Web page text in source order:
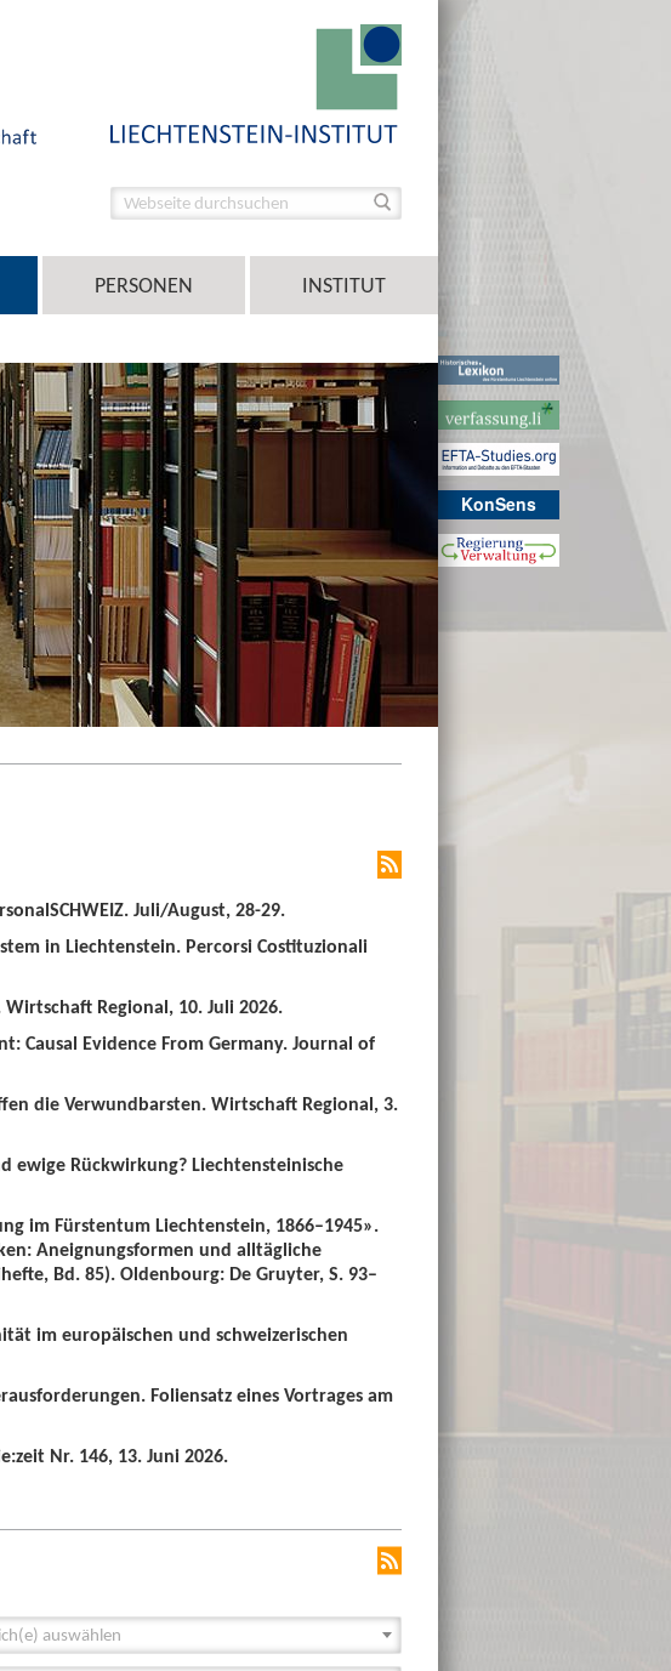
KonSens
PERSONEN INSTITUT
Juli/August, 28-29.
in Liechtenstein. Percorsi Costituzionali
Regional, 10. Juli 2026.
Causal Evidence From Germany. Journal of
die Verwundbarsten. Wirtschaft Regional, 3.
ewige Rückwirkung? Liechtensteinische
im Fürstentum Liechtenstein, 1866–1945».
Aneignungsformen und alltägliche
Bd. 85). Oldenbourg: De Gruyter, S. 93–
im europäischen und schweizerischen
Foliensatz eines Vortrages am
Nr. 146, 13. Juni 2026.
auswählen